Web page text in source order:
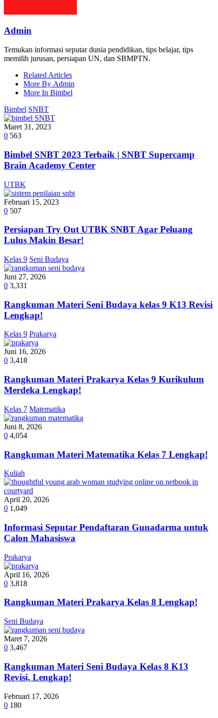
Admin
Temukan informasi seputar dunia pendidikan, tips belajar, tips
memilih jurusan, persiapan UN, dan SBMPTN.
Related Articles
More By Admin
More In Bimbel
Bimbel SNBT
Maret 31, 2023
0 563
Bimbel SNBT 2023 Terbaik | SNBT Supercamp
Brain Academy Center
UTBK
Februari 15, 2023
0 507
Persiapan Try Out UTBK SNBT Agar Peluang
Lulus Makin Besar!
Kelas 9 Seni Budaya
Juni 27, 2026
0 3,331
Rangkuman Materi Seni Budaya kelas 9 K13 Revisi
Lengkap!
Kelas 9 Prakarya
Juni 16, 2026
0 3,418
Rangkuman Materi Prakarya Kelas 9 Kurikulum
Merdeka Lengkap!
Kelas 7 Matematika
Juni 8, 2026
0 4,054
Rangkuman Materi Matematika Kelas 7 Lengkap!
Kuliah
April 20, 2026
0 1,049
Informasi Seputar Pendaftaran Gunadarma untuk
Calon Mahasiswa
Prakarya
April 16, 2026
0 3,818
Rangkuman Materi Prakarya Kelas 8 Lengkap!
Seni Budaya
Maret 7, 2026
0 3,467
Rangkuman Materi Seni Budaya Kelas 8 K13
Revisi, Lengkap!
Februari 17, 2026
0 180